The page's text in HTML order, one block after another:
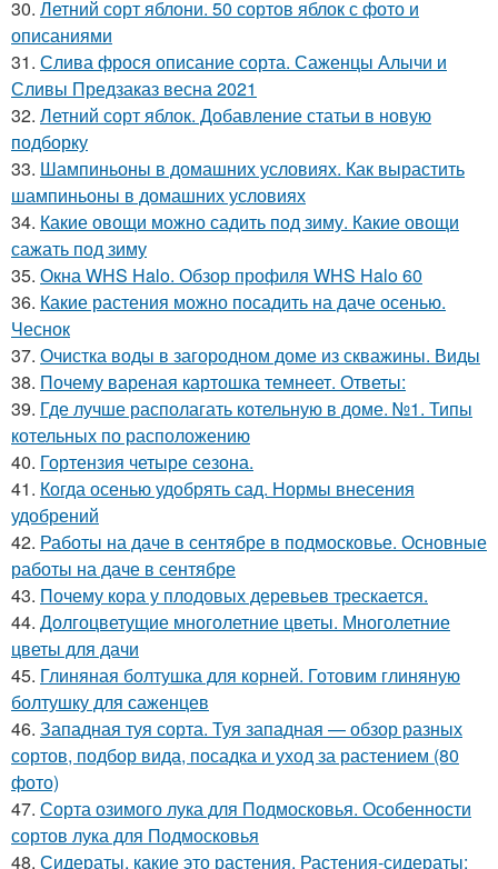
30. Летний сорт яблони. 50 сортов яблок с фото и
описаниями
31. Слива фрося описание сорта. Саженцы Алычи и
Сливы Предзаказ весна 2021
32. Летний сорт яблок. Добавление статьи в новую
подборку
33. Шампиньоны в домашних условиях. Как вырастить
шампиньоны в домашних условиях
34. Какие овощи можно садить под зиму. Какие овощи
сажать под зиму
35. Окна WHS Halo. Обзор профиля WHS Halo 60
36. Какие растения можно посадить на даче осенью.
Чеснок
37. Очистка воды в загородном доме из скважины. Виды
38. Почему вареная картошка темнеет. Ответы:
39. Где лучше располагать котельную в доме. №1. Типы
котельных по расположению
40. Гортензия четыре сезона.
41. Когда осенью удобрять сад. Нормы внесения
удобрений
42. Работы на даче в сентябре в подмосковье. Основные
работы на даче в сентябре
43. Почему кора у плодовых деревьев трескается.
44. Долгоцветущие многолетние цветы. Многолетние
цветы для дачи
45. Глиняная болтушка для корней. Готовим глиняную
болтушку для саженцев
46. Западная туя сорта. Туя западная — обзор разных
сортов, подбор вида, посадка и уход за растением (80
фото)
47. Сорта озимого лука для Подмосковья. Особенности
сортов лука для Подмосковья
48. Сидераты, какие это растения. Растения-сидераты: